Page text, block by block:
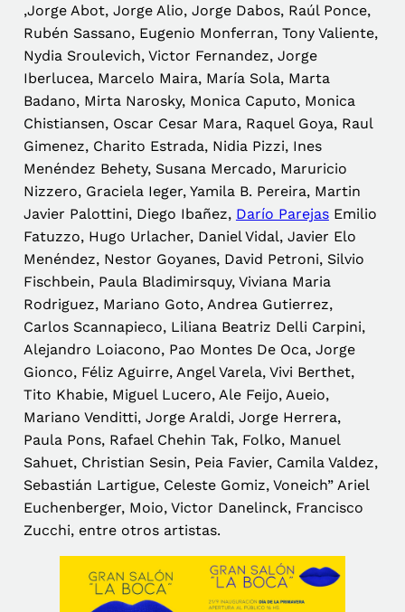
,Jorge Abot, Jorge Alio, Jorge Dabos, Raúl Ponce,
Rubén Sassano, Eugenio Monferran, Tony Valiente,
Nydia Sroulevich, Victor Fernandez, Jorge
Iberlucea, Marcelo Maira, María Sola, Marta
Badano, Mirta Narosky, Monica Caputo, Monica
Chistiansen, Oscar Cesar Mara, Raquel Goya, Raul
Gimenez, Charito Estrada, Nidia Pizzi, Ines
Menéndez Behety, Susana Mercado, Maruricio
Nizzero, Graciela Ieger, Yamila B. Pereira, Martin
Javier Palottini, Diego Ibañez, Darío ParejasEmilio
Fatuzzo, Hugo Urlacher, Daniel Vidal, Javier Elo
Menéndez, Nestor Goyanes, David Petroni, Silvio
Fischbein, Paula Bladimirsquy, Viviana Maria
Rodriguez, Mariano Goto, Andrea Gutierrez,
Carlos Scannapieco, Liliana Beatriz Delli Carpini,
Alejandro Loiacono, Pao Montes De Oca, Jorge
Gionco, Féliz Aguirre, Angel Varela, Vivi Berthet,
Tito Khabie, Miguel Lucero, Ale Feijo, Aueio,
Mariano Venditti, Jorge Araldi, Jorge Herrera,
Paula Pons, Rafael Chehin Tak, Folko, Manuel
Sahuet, Christian Sesin, Peia Favier, Camila Valdez,
Sebastián Lartigue, Celeste Gomiz, Voneich” Ariel
Euchenberger, Moio, Victor Danelinck, Francisco
Zucchi, entre otros artistas.